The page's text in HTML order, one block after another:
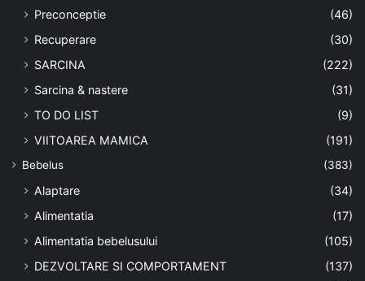
Preconceptie
(46)
Recuperare
(30)
SARCINA
(222)
Sarcina & nastere
(31)
TO DO LIST
(9)
VIITOAREA MAMICA
(191)
Bebelus (383)
Alaptare
(34)
Alimentatia
(17)
Alimentatia bebelusului
(105)
DEZVOLTARE SI COMPORTAMENT
(137)